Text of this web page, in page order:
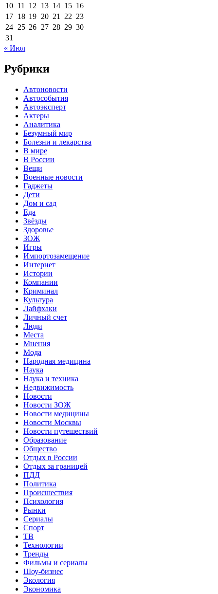
10 11 12 13 14 15 16
17 18 19 20 21 22 23
24 25 26 27 28 29 30
31
« Июл
Рубрики
Автоновости
Автособытия
Автоэксперт
Актеры
Аналитика
Безумный мир
Болезни и лекарства
В мире
В России
Вещи
Военные новости
Гаджеты
Дети
Дом и сад
Еда
Звёзды
Здоровье
ЗОЖ
Игры
Импортозамещение
Интернет
Истории
Компании
Криминал
Культура
Лайфхаки
Личный счет
Люди
Места
Мнения
Мода
Народная медицина
Наука
Наука и техника
Недвижимость
Новости
Новости ЗОЖ
Новости медицины
Новости Москвы
Новости путешествий
Образование
Общество
Отдых в России
Отдых за границей
ПДД
Политика
Происшествия
Психология
Рынки
Сериалы
Спорт
ТВ
Технологии
Тренды
Фильмы и сериалы
Шоу-бизнес
Экология
Экономика